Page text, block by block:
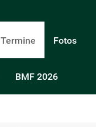
Termine Fotos
BMF 2026